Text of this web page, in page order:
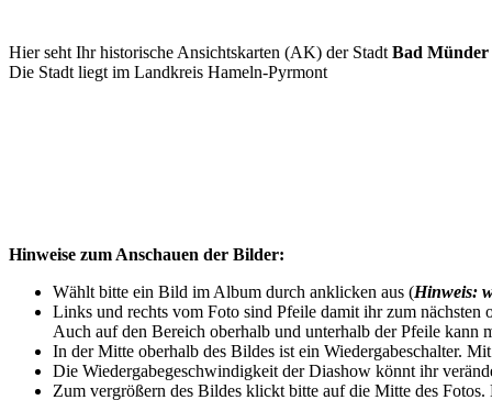
Hier seht Ihr historische Ansichtskarten (AK) der Stadt Bad Münder
Die Stadt liegt im Landkreis Hameln-Pyrmont
Hinweise zum Anschauen der Bilder:
Wählt bitte ein Bild im Album durch anklicken aus (Hinweis:
Links und rechts vom Foto sind Pfeile damit ihr zum
Auch auf den Bereich oberhalb und unterhalb der Pfeile kann
In der Mitte oberhalb des Bildes ist ein Wiedergabeschalter.
Die Wiedergabegeschwindigkeit der Diashow könnt ihr
Zum vergrößern des Bildes klickt bitte auf die Mitte des